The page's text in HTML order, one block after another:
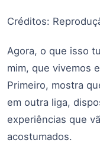
Créditos:
Agora, o que isso
mim, que vivemos
Primeiro, mostra
em outra liga,
experiências que
acostumados.